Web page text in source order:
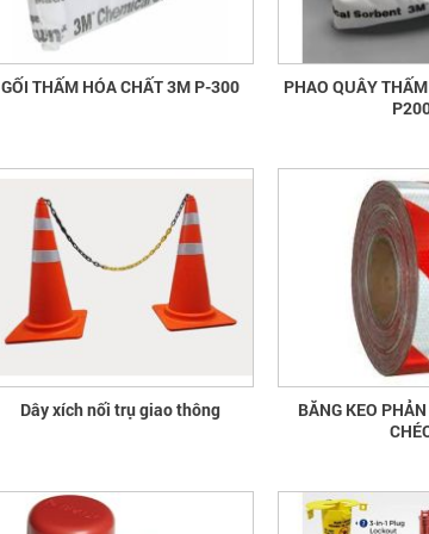
GỐI THẤM HÓA CHẤT 3M P-300
PHAO QUÂY
Dây xích nối trụ giao thông
BĂNG KEO